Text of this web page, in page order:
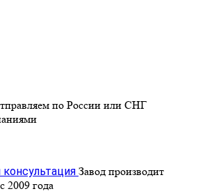
по России или СНГ
Завод производит
2009 года